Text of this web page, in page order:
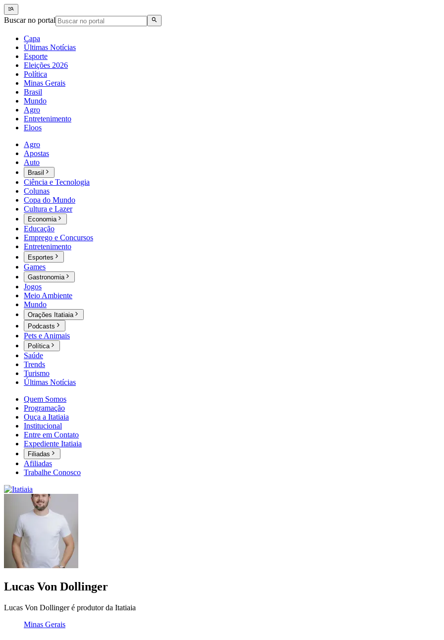
Buscar no portal
Capa
Últimas Notícias
Esporte
Eleições 2026
Política
Minas Gerais
Brasil
Mundo
Agro
Entretenimento
Eloos
Agro
Apostas
Auto
Brasil
Ciência e Tecnologia
Colunas
Copa do Mundo
Cultura e Lazer
Economia
Educação
Emprego e Concursos
Entretenimento
Esportes
Games
Gastronomia
Jogos
Meio Ambiente
Mundo
Orações Itatiaia
Podcasts
Pets e Animais
Política
Saúde
Trends
Turismo
Últimas Notícias
Quem Somos
Programação
Ouça a Itatiaia
Institucional
Entre em Contato
Expediente Itatiaia
Filiadas
Afiliadas
Trabalhe Conosco
Lucas Von Dollinger
Lucas Von Dollinger é produtor da Itatiaia
Minas Gerais